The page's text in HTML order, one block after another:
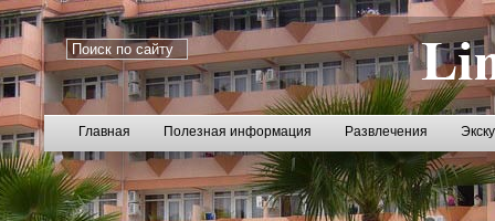
Главная Полезная информация Развлечения